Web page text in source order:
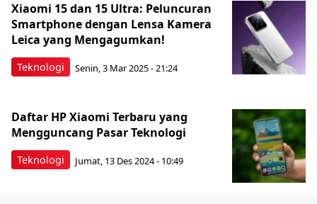
Teknologi
Xiaomi 15 dan 15 Ultra: Peluncuran
Smartphone dengan Lensa Kamera
Leica yang Mengagumkan!
Senin, 3 Mar 2025 - 21:24
Teknologi
Daftar HP Xiaomi Terbaru yang
Mengguncang Pasar Teknologi
Jumat, 13 Des 2024 - 10:49